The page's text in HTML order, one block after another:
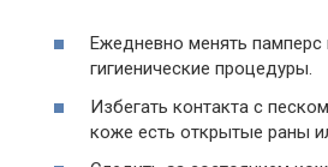
Ежедневно менять памперс
гигиенические процедуры.
Избегать контакта с
коже есть открытые раны